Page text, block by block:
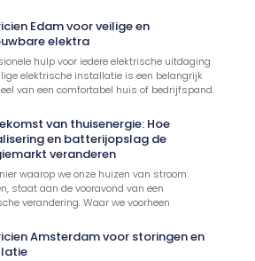
Edam voor veilige en
elektra
hulp voor iedere elektrische uitdaging
elektrische installatie is een belangrijk
van een comfortabel huis of bedrijfspand.
van thuisenergie: Hoe
en batterijopslag de
veranderen
waarop we onze huizen van stroom
staat aan de vooravond van een
verandering. Waar we voorheen
Amsterdam voor storingen en